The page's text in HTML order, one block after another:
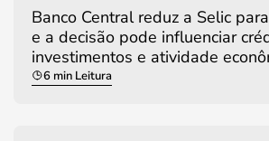
Banco Central reduz a Selic
e a decisão pode influenciar
investimentos e atividade
6 min Leitura